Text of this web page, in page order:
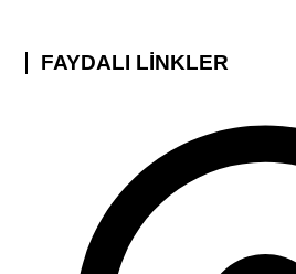
FAYDALI LİNKLER